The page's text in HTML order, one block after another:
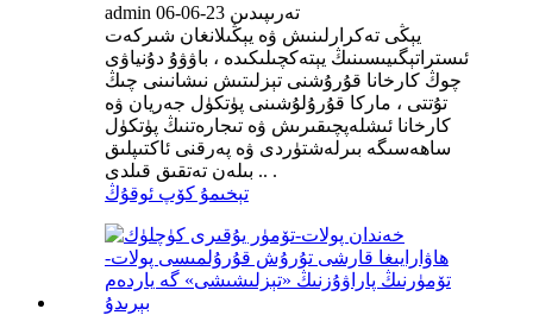
admin تەرىپىدىن 23-06-06
يېڭى تەكرارلىنىش ۋە يېڭىلانغان شىركەت
ئىستراتېگىيىسىنىڭ يېتەكچىلىكىدە ، باۋۋۇ دۇنياۋى
چوڭ كارخانا قۇرۇشنى تېزلىتىش نىشانىنى چىڭ
تۇتتى ، ماركا قۇرۇلۇشىنى پۈتكۈل جەريان ۋە
كارخانا ئىشلەپچىقىرىش ۋە تىجارەتنىڭ پۈتكۈل
ساھەسىگە بىرلەشتۈردى ۋە پەرقنى ئاكتىپلىق
بىلەن تەتقىق قىلدى .. .
تېخىمۇ كۆپ ئوقۇڭ